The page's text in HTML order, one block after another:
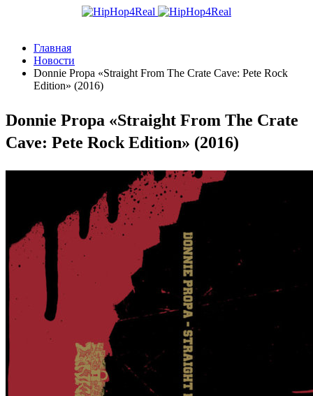
Главная
Новости
Donnie Propa «Straight From The Crate Cave: Pete Rock
Edition» (2016)
Donnie Propa «Straight From The Crate
Cave: Pete Rock Edition» (2016)